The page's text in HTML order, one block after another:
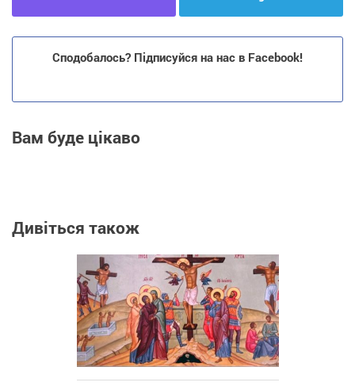
Сподобалось? Підписуйся на нас в Facebook!
Вам буде цікаво
Дивіться також